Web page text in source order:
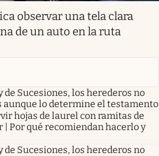
observar una tela clara
de un auto en la ruta
de Sucesiones, los herederos no
aunque lo determine el testamento
hojas de laurel con ramitas de
| Por qué recomiendan hacerlo y
de Sucesiones, los herederos no